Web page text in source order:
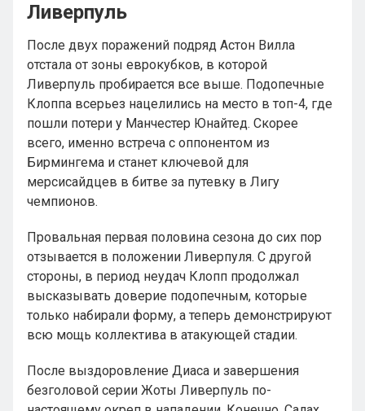
Ливерпуль
После двух поражений подряд Астон Вилла
отстала от зоны еврокубков, в которой
Ливерпуль пробирается все выше. Подопечные
Клоппа всерьез нацелились на место в топ-4, где
пошли потери у Манчестер Юнайтед. Скорее
всего, именно встреча с оппонентом из
Бирмингема и станет ключевой для
мерсисайдцев в битве за путевку в Лигу
чемпионов.
Провальная первая половина сезона до сих пор
отзывается в положении Ливерпуля. С другой
стороны, в период неудач Клопп продолжал
высказывать доверие подопечным, которые
только набирали форму, а теперь демонстрируют
всю мощь коллектива в атакующей стадии.
После выздоровление Диаса и завершения
безголовой серии Жоты Ливерпуль по-